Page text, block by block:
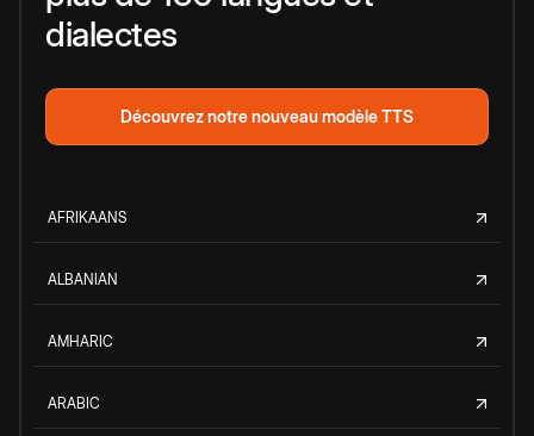
dialectes
Découvrez notre nouveau modèle TTS
AFRIKAANS
ALBANIAN
AMHARIC
ARABIC